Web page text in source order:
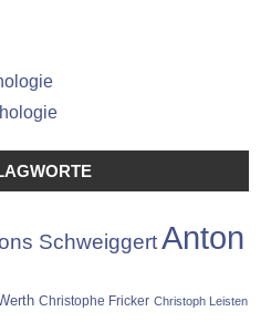
SchweiggertAnton
Christophe Fricker Christoph Leisten